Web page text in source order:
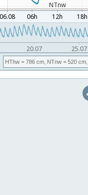
HThw = 786 cm, NTnw = 520 cm,